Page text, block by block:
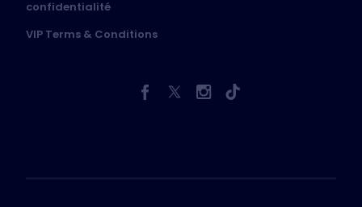
confidentialité
VIP Terms & Conditions